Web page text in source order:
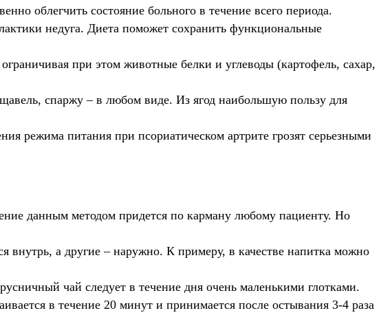
облегчить состояние больного в течение всего периода.
недуга. Диета поможет сохранить функциональные
при этом животные белки и углеводы (картофель, сахар,
спаржу – в любом виде. Из ягод наибольшую пользу для
режима питания при псориатическом артрите грозят серьезными
данным методом придется по карману любому пациенту. Но
а другие – наружно. К примеру, в качестве напитка можно
чай следует в течение дня очень маленькими глотками.
в течение 20 минут и принимается после остывания 3-4 раза